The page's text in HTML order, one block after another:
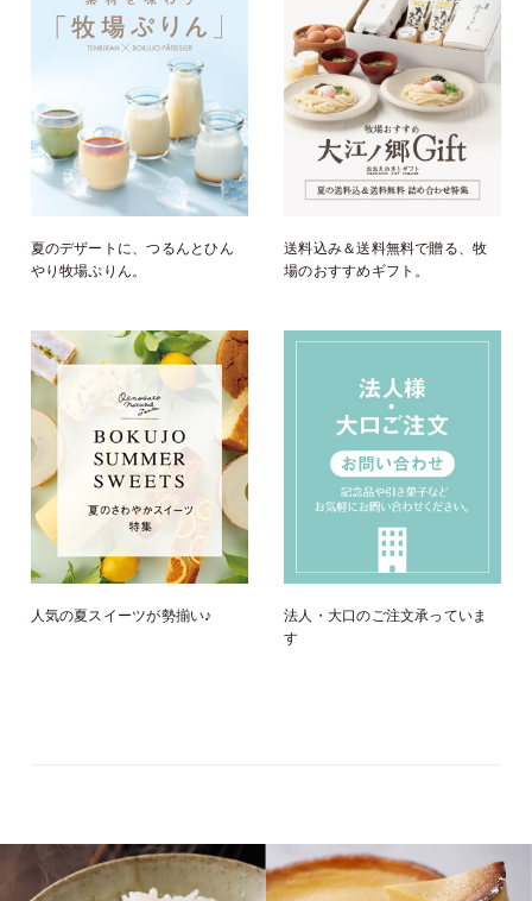
夏のデザートに、つるんとひん
やり牧場ぷりん。
送料込み＆送料無料で贈る、牧
場のおすすめギフト。
人気の夏スイーツが勢揃い♪
法人・大口のご注文承っていま
す